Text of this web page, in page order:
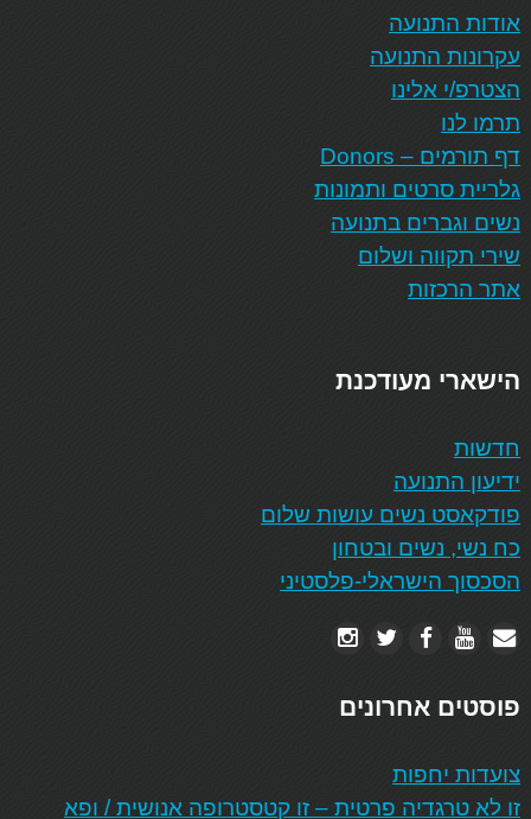
אודות התנועה
עקרונות התנועה
הצטרפ/י אלינו
תרמו לנו
דף תורמים – Donors
גלריית סרטים ותמונות
נשים וגברים בתנועה
שירי תקווה ושלום
אתר הרכזות
הישארי מעודכנת
חדשות
ידיעון התנועה
פודקאסט נשים עושות שלום
כח נשי, נשים ובטחון
הסכסוך הישראלי-פלסטיני
פוסטים אחרונים
צועדות יחפות
זו לא טרגדיה פרטית – זו קטסטרופה אנושית / ופא